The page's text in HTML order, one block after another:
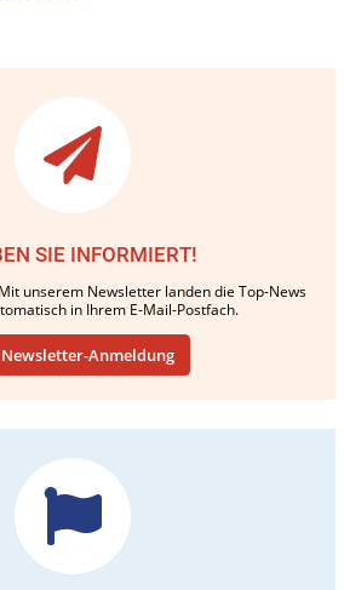
SIE INFORMIERT!
unserem Newsletter landen die Top-News
in Ihrem E-Mail-Postfach.
Anmeldung